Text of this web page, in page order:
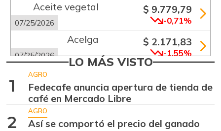
Aceite vegetal
07/25/2026
$ 9.779,79
-0,71%
Acelga
07/25/2026
$ 2.171,83
-1,55%
Aguacate común
07/25/2026 +6,24%
Aguacate hass
07/25/2026
$ 7.289,10
-2,98%
LO MÁS VISTO
1
AGRO
Fedecafe anuncia apertura de tienda de
café en Mercado Libre
2
AGRO
Así se comportó el precio del ganado